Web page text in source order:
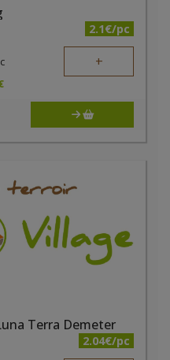
2.1€/pc
+
Terra Demeter
2.04€/pc